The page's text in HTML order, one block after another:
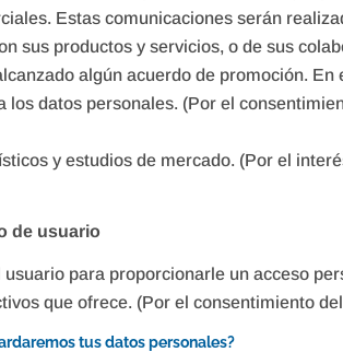
Estas comunicaciones serán
sus productos y servicios, o de sus
algún acuerdo de promoción. En
los datos personales. (Por el
y estudios de mercado. (Por el
de usuario
para proporcionarle un acceso
que ofrece. (Por el consentimiento
tus datos personales?